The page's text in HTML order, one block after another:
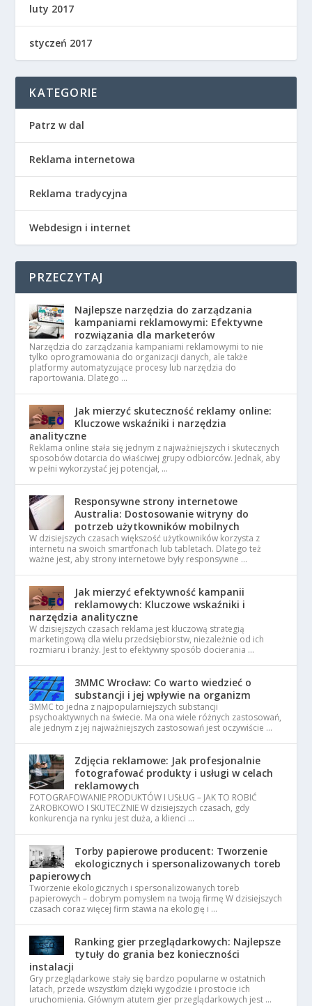
luty 2017
styczeń 2017
KATEGORIE
Patrz w dal
Reklama internetowa
Reklama tradycyjna
Webdesign i internet
PRZECZYTAJ
Najlepsze narzędzia do zarządzania
kampaniami reklamowymi: Efektywne
rozwiązania dla marketerów
Narzędzia do zarządzania kampaniami reklamowymi to nie
tylko oprogramowania do organizacji danych, ale także
platformy automatyzujące procesy lub narzędzia do
raportowania. Dlatego …
Jak mierzyć skuteczność reklamy online:
Kluczowe wskaźniki i narzędzia
analityczne
Reklama online stała się jednym z najważniejszych i skutecznych
sposobów dotarcia do właściwej grupy odbiorców. Jednak, aby
w pełni wykorzystać jej potencjał, …
Responsywne strony internetowe
Australia: Dostosowanie witryny do
potrzeb użytkowników mobilnych
W dzisiejszych czasach większość użytkowników korzysta z
internetu na swoich smartfonach lub tabletach. Dlatego też
ważne jest, aby strony internetowe były responsywne …
Jak mierzyć efektywność kampanii
reklamowych: Kluczowe wskaźniki i
narzędzia analityczne
W dzisiejszych czasach reklama jest kluczową strategią
marketingową dla wielu przedsiębiorstw, niezależnie od ich
rozmiaru i branży. Jest to efektywny sposób docierania …
3MMC Wrocław: Co warto wiedzieć o
substancji i jej wpływie na organizm
3MMC to jedna z najpopularniejszych substancji
psychoaktywnych na świecie. Ma ona wiele różnych zastosowań,
ale jednym z jej najważniejszych zastosowań jest oczywiście …
Zdjęcia reklamowe: Jak profesjonalnie
fotografować produkty i usługi w celach
reklamowych
FOTOGRAFOWANIE PRODUKTÓW I USŁUG – JAK TO ROBIĆ
ZAROBKOWO I SKUTECZNIE W dzisiejszych czasach, gdy
konkurencja na rynku jest duża, a klienci …
Torby papierowe producent: Tworzenie
ekologicznych i spersonalizowanych toreb
papierowych
Tworzenie ekologicznych i spersonalizowanych toreb
papierowych – dobrym pomysłem na twoją firmę W dzisiejszych
czasach coraz więcej firm stawia na ekologię i …
Ranking gier przeglądarkowych: Najlepsze
tytuły do grania bez konieczności
instalacji
Gry przeglądarkowe stały się bardzo popularne w ostatnich
latach, przede wszystkim dzięki wygodzie i prostocie ich
uruchomienia. Głównym atutem gier przeglądarkowych jest …